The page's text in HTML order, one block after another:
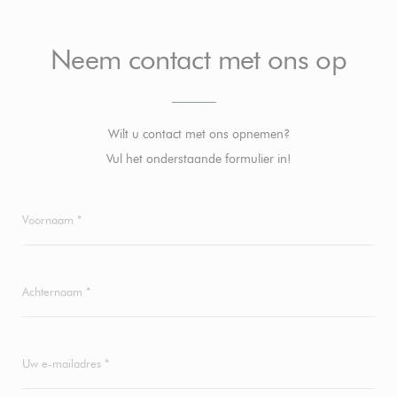
Neem contact met ons op
Wilt u contact met ons opnemen?
Vul het onderstaande formulier in!